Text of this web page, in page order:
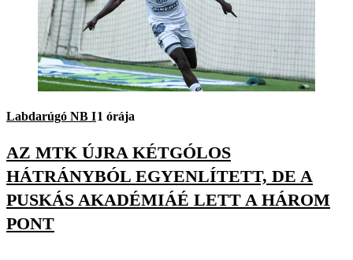
Labdarúgó NB I1 órája
AZ MTK ÚJRA KÉTGÓLOS
HÁTRÁNYBÓL EGYENLÍTETT, DE A
PUSKÁS AKADÉMIÁÉ LETT A HÁROM
PONT